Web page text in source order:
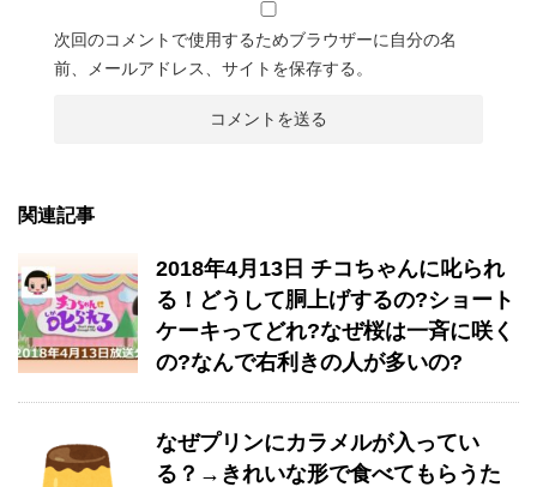
次回のコメントで使用するためブラウザーに自分の名
前、メールアドレス、サイトを保存する。
関連記事
2018年4月13日 チコちゃんに叱られ
る！どうして胴上げするの?ショート
ケーキってどれ?なぜ桜は一斉に咲く
の?なんで右利きの人が多いの?
なぜプリンにカラメルが入ってい
る？→きれいな形で食べてもらうた